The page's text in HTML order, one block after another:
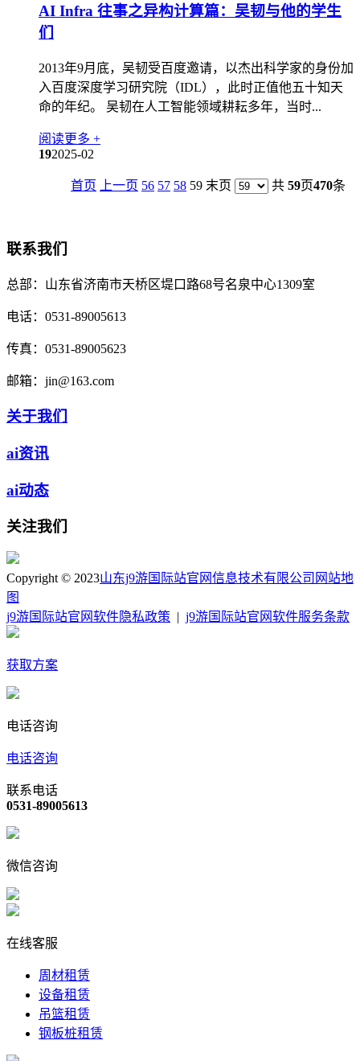
AI Infra 往事之异构计算篇：吴韧与他的学生
们
2013年9月底，吴韧受百度邀请，以杰出科学家的身份加
入百度深度学习研究院（IDL），此时正值他五十知天
命的年纪。 吴韧在人工智能领域耕耘多年，当时...
阅读更多 +
192025-02
首页 上一页 56 57 58 59 末页 共 59页470条
联系我们
总部： 山东省济南市天桥区堤口路68号名泉中心1309室
电话： 0531-89005613
传真： 0531-89005623
邮箱： jin@163.com
关于我们
ai资讯
ai动态
关注我们
Copyright © 2023山东j9游国际站官网信息技术有限公司 网站地
图
j9游国际站官网软件隐私政策 | j9游国际站官网软件服务条款
获取方案
电话咨询
电话咨询
联系电话
0531-89005613
微信咨询
在线客服
周材租赁
设备租赁
吊篮租赁
钢板桩租赁